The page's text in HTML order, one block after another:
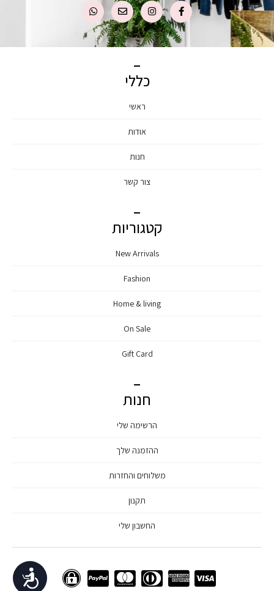
נגישות
כללי
ראשי
אודות
חנות
צור קשר
קטגוריות
New Arrivals
Fashion
Home & living
On Sale
Gift Card
חנות
הרשימה שלי
ההזמנה שלך
משלוחים והחזרות
תקנון
החשבון שלי